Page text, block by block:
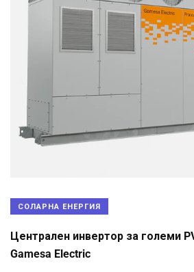
СОЛАРНА ЕНЕРГИЯ
Централен инвертор за големи
Gamesa Electric